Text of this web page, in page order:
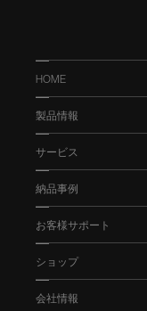
HOME
製品情報
サービス
納品事例
お客様サポート
ショップ
会社情報